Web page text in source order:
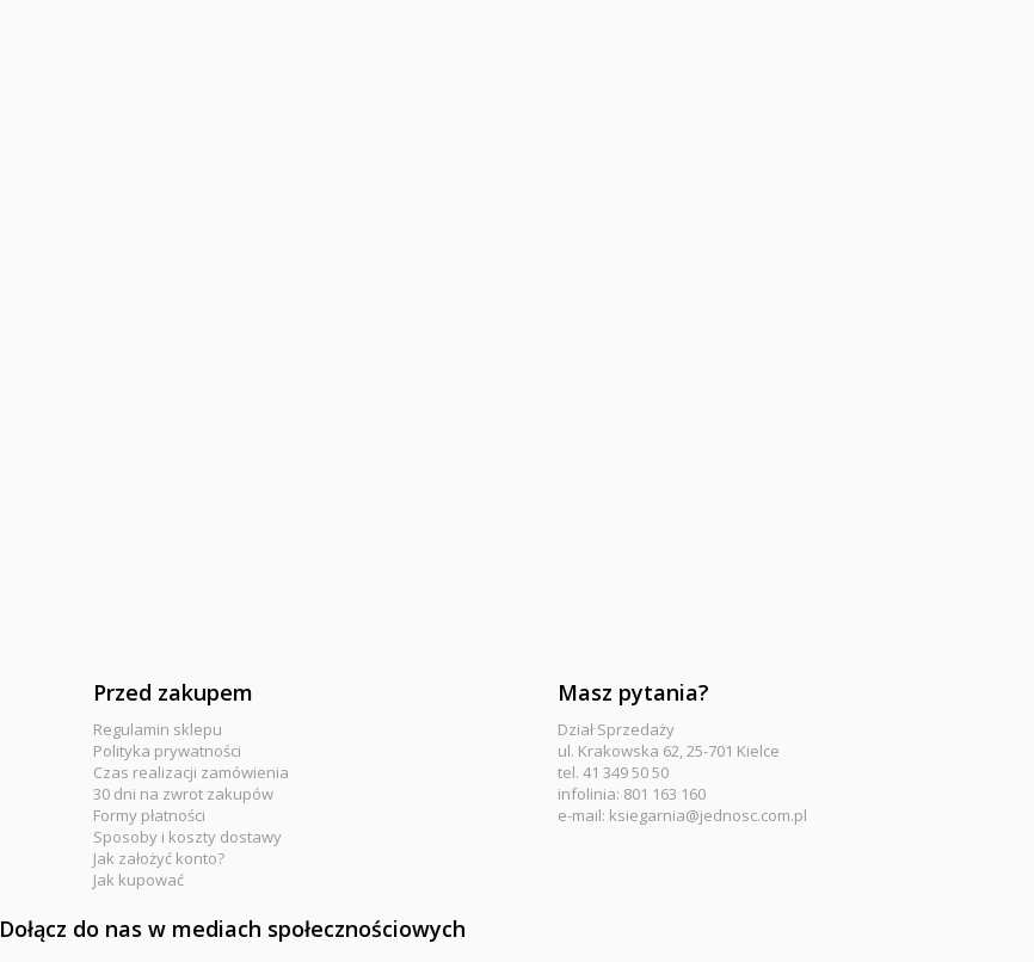
Przed zakupem
Regulamin sklepu
Polityka prywatności
Czas realizacji zamówienia
30 dni na zwrot zakupów
Formy płatności
Sposoby i koszty dostawy
Jak założyć konto?
Jak kupować
Masz pytania?
Dział Sprzedaży
ul. Krakowska 62, 25-701 Kielce
tel. 41 349 50 50
infolinia: 801 163 160
e-mail: ksiegarnia@jednosc.com.pl
Dołącz do nas w mediach społecznościowych